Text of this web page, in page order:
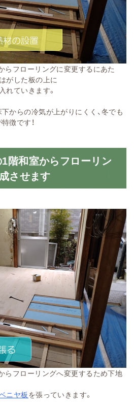
らフローリングに変更するにあた
がした板の上に
れていきます。
からの冷気が上がりにくく、冬でも
徴です！
階和室からフローリン
成させます
フローリングへ変更するため下地
ニヤ板 を張っていきます。